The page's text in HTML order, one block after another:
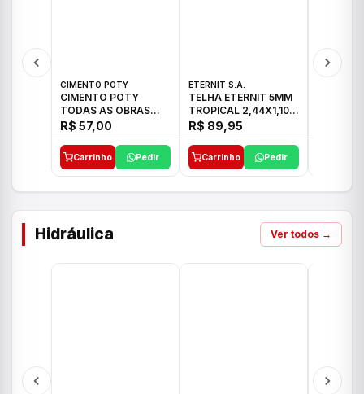
CIMENTO POTY
CIMENTO POTY
TODAS AS OBRAS
50KG CP-II F/32
R$ 57,00
Carrinho Pedir
ETERNIT S.A.
TELHA ETERNIT 5MM
TROPICAL 2,44X1,10
27,10KG
R$ 89,95
Carrinho Pedir
Hidráulica Ver todos →